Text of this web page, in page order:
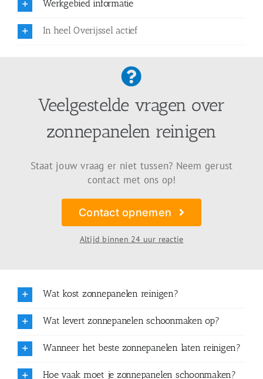
Werkgebied informatie
In heel Overijssel actief
Veelgestelde vragen over
zonnepanelen reinigen
Staat jouw vraag er niet tussen? Neem gerust
contact met ons op!
Contact opnemen
Altijd binnen 24 uur reactie
Wat kost zonnepanelen reinigen?
Wat levert zonnepanelen schoonmaken op?
Wanneer het beste zonnepanelen laten reinigen?
Hoe vaak moet je zonnepanelen schoonmaken?